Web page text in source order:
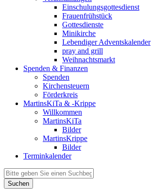
Einschulungsgottesdienst
Frauenfrühstück
Gottesdienste
Minikirche
Lebendiger Adventskalender
pray and grill
Weihnachtsmarkt
Spenden & Finanzen
Spenden
Kirchensteuern
Förderkreis
MartinsKiTa & -Krippe
Willkommen
MartinsKiTa
Bilder
MartinsKrippe
Bilder
Terminkalender
Suchen